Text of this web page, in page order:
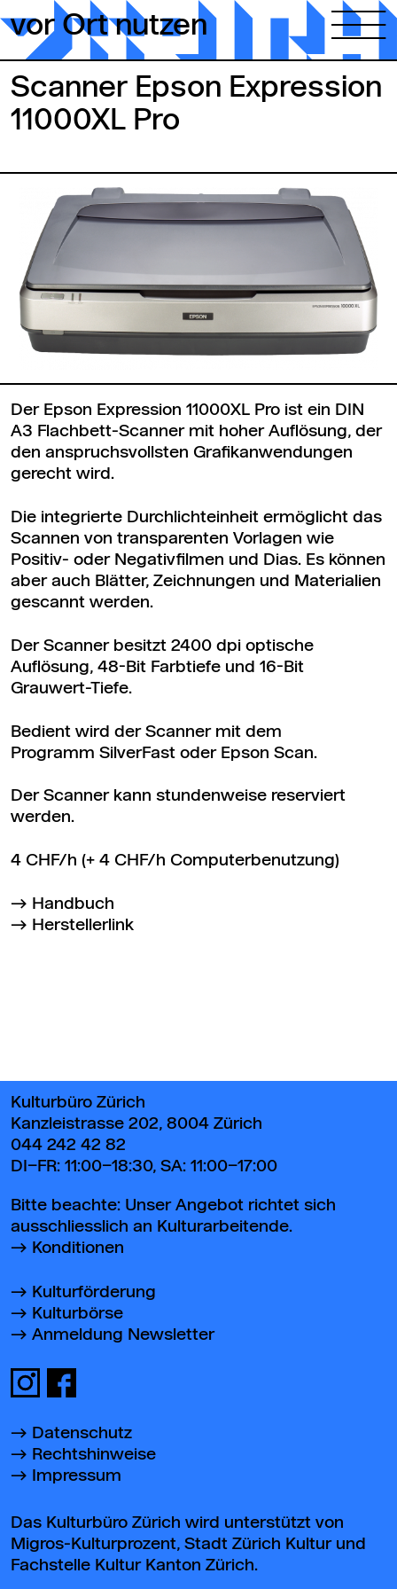
vor Ort nutzen
Scanner Epson Expression
11000XL Pro
Der Epson Expression 11000XL Pro ist ein DIN
A3 Flachbett-Scanner mit hoher Auflösung, der
den anspruchsvollsten Grafikanwendungen
gerecht wird.
Die integrierte Durchlichteinheit ermöglicht das
Scannen von transparenten Vorlagen wie
Positiv- oder Negativfilmen und Dias. Es können
aber auch Blätter, Zeichnungen und Materialien
gescannt werden.
Der Scanner besitzt 2400 dpi optische
Auflösung, 48-Bit Farbtiefe und 16-Bit
Grauwert-Tiefe.
Bedient wird der Scanner mit dem
Programm SilverFast oder Epson Scan.
Der Scanner kann stundenweise reserviert
werden.
4 CHF/h (+ 4 CHF/h Computerbenutzung)
Handbuch
Herstellerlink
Kulturbüro Zürich
Kanzleistrasse 202, 8004 Zürich
044 242 42 82
DI–FR: 11:00–18:30, SA: 11:00–17:00
Bitte beachte: Unser Angebot richtet sich
ausschliesslich an Kulturarbeitende.
Konditionen
Kulturförderung
Kulturbörse
Anmeldung Newsletter
Datenschutz
Rechtshinweise
Impressum
Das Kulturbüro Zürich wird unterstützt von
Migros-Kulturprozent, Stadt Zürich Kultur und
Fachstelle Kultur Kanton Zürich.